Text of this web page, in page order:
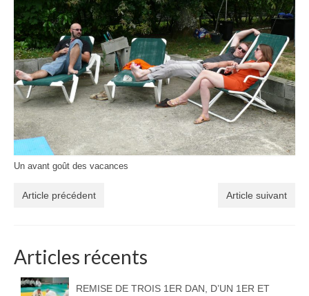
Un avant goût des vacances
Article précédent Article suivant
Articles récents
REMISE DE TROIS 1ER DAN, D’UN 1ER ET